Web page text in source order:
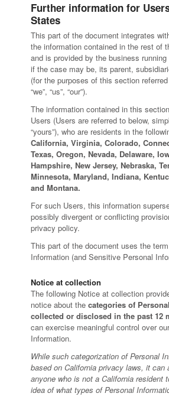
Further information for
States
This part of the document integrates
the information contained in the rest of
and is provided by the business
if the case may be, its parent,
(for the purposes of this section
“we”, “us”, “our”).
The information contained in this
Users (Users are referred to below,
“yours”), who are residents in the
California, Virginia, Colorado,
Texas, Oregon, Nevada, Delaware,
Hampshire, New Jersey, Nebraska,
Minnesota, Maryland, Indiana,
and Montana.
For such Users, this information
possibly divergent or conflicting
privacy policy.
This part of the document uses the
Information (and Sensitive Personal
Notice at collection
The following Notice at collection
notice about the categories of
collected or disclosed in the past 12
can exercise meaningful control over
Information.
While such categorization of Personal
based on California privacy laws, it can
anyone who is not a California resident
idea of what types of Personal